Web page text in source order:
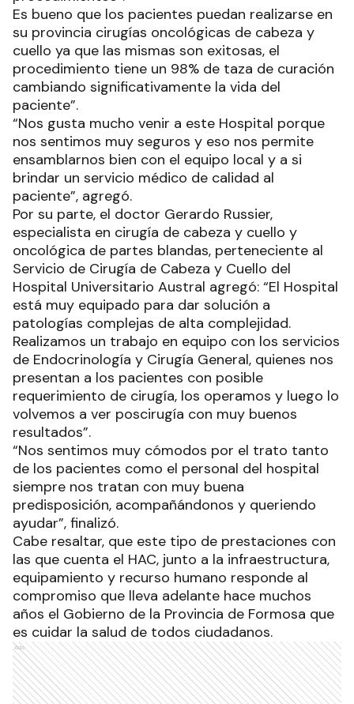
Es bueno que los pacientes puedan realizarse en
su provincia cirugías oncológicas de cabeza y
cuello ya que las mismas son exitosas, el
procedimiento tiene un 98% de taza de curación
cambiando significativamente la vida del
paciente”.
“Nos gusta mucho venir a este Hospital porque
nos sentimos muy seguros y eso nos permite
ensamblarnos bien con el equipo local y a si
brindar un servicio médico de calidad al
paciente”, agregó.
Por su parte, el doctor Gerardo Russier,
especialista en cirugía de cabeza y cuello y
oncológica de partes blandas, perteneciente al
Servicio de Cirugía de Cabeza y Cuello del
Hospital Universitario Austral agregó: “El Hospital
está muy equipado para dar solución a
patologías complejas de alta complejidad.
Realizamos un trabajo en equipo con los servicios
de Endocrinología y Cirugía General, quienes nos
presentan a los pacientes con posible
requerimiento de cirugía, los operamos y luego lo
volvemos a ver poscirugía con muy buenos
resultados”.
“Nos sentimos muy cómodos por el trato tanto
de los pacientes como el personal del hospital
siempre nos tratan con muy buena
predisposición, acompañándonos y queriendo
ayudar”, finalizó.
Cabe resaltar, que este tipo de prestaciones con
las que cuenta el HAC, junto a la infraestructura,
equipamiento y recurso humano responde al
compromiso que lleva adelante hace muchos
años el Gobierno de la Provincia de Formosa que
es cuidar la salud de todos ciudadanos.
Ads